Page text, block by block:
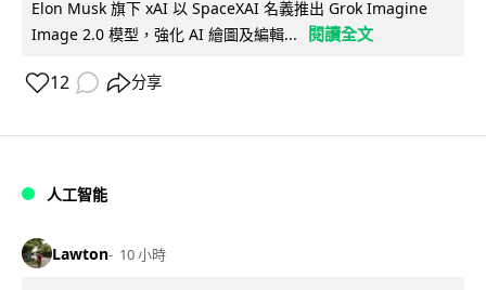
Elon Musk 旗下 xAI 以 SpaceXAI 名義推出 Grok Imagine
Image 2.0 模型，強化 AI 繪圖及編輯...
閱讀全文
12 分享
人工智能
Lawton 10 小時